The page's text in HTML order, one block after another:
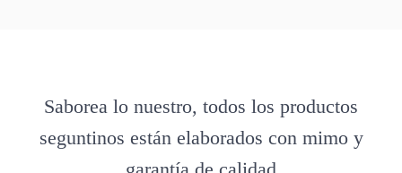
Saborea lo nuestro, todos los productos
seguntinos están elaborados con mimo y